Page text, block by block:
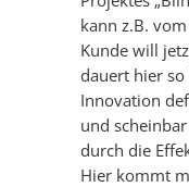
kann z.B.
Kunde will
dauert hier
Innovation
und
durch die
Hier kommt